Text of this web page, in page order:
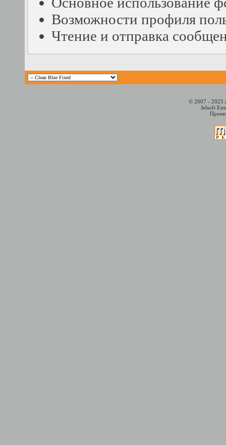
Возможности профиля
Чтение и отправка
© 2007 - 2025
Jelsoft